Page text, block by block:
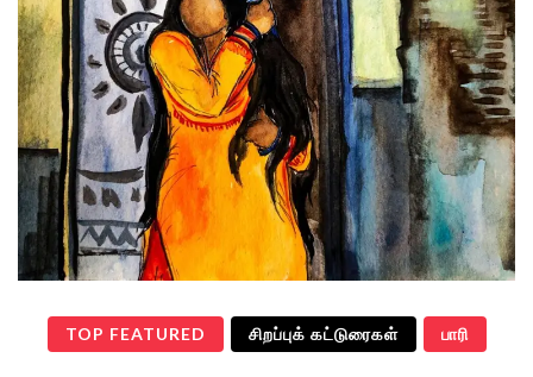
TOP FEATURED சிறப்புக் கட்டுரைகள் பாரி